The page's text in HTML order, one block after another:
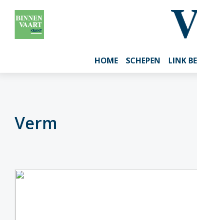
HOME SCHEPEN LINK
Verm